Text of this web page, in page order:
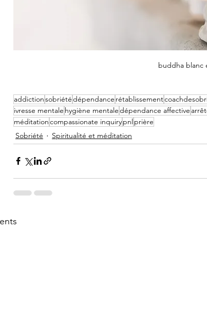
buddha blanc
addictionsobriétédépendance rétablissement
ivresse mentale hygiène mentaledépendance affective
méditationcompassionate inquirypnlprière
Sobriété
Spiritualité et méditation